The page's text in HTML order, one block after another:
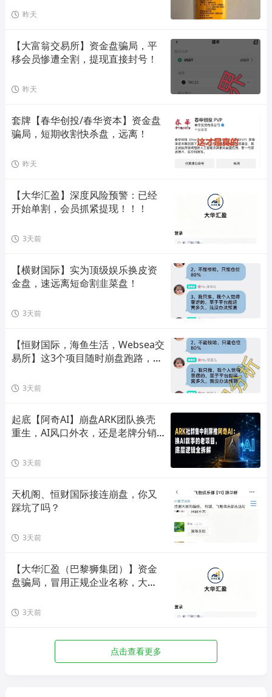
昨天
【大富翁交易所】资金盘骗局，平
移会员惨遭全割，提现直接封号！
昨天
套牌【春华创投/春华资本】资金盘
骗局，短期收割快杀盘，远离！
昨天
【大华汇盈】深度风险预警：已经
开始单割，会员抓紧提现！！！
3天前
【横财国际】实为顶级娱乐换皮资
金盘，速远离短命割韭菜盘！
3天前
【恒财国际，海鱼生活，Websea交
易所】这3个项目随时崩盘跑路，赶
3天前
起底【阿奇AI】崩盘ARK团队换壳
重生，AI风口外衣，还是老牌分销
3天前
天机阁、恒财国际接连崩盘，你又
踩坑了吗？
3天前
【大华汇盈（巴黎狮集团）】资金
盘骗局，冒用正规企业名称，大量
3天前
点击查看更多